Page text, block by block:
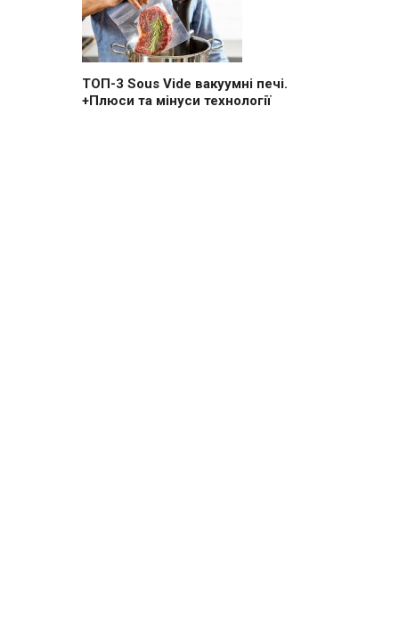
ТОП-3 Sous Vide вакуумні печі.
+Плюси та мінуси технології